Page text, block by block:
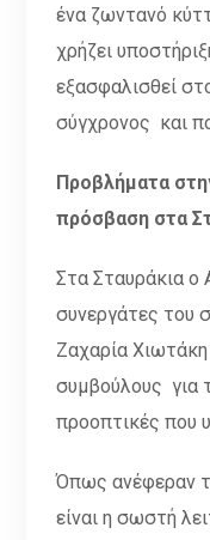
ένα ζωντανό
χρήζει
εξασφαλισθεί
σύγχρονος και
Προβλήματα
πρόσβαση στα
Στα Σταυράκια ο
συνεργάτες του
Ζαχαρία
συμβούλους για
προοπτικές που
Όπως ανέφεραν
είναι η σωστή